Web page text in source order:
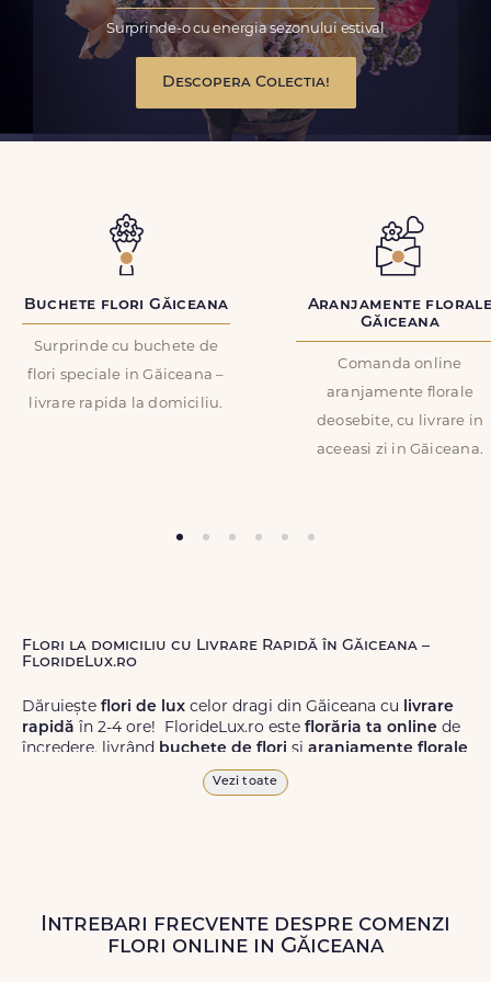
Surprinde-o cu energia sezonului estival
Descopera Colectia!
Buchete flori Găiceana
Surprinde cu buchete de
flori speciale in Găiceana –
livrare rapida la domiciliu.
Aranjamente
Găiceana
Comanda online
aranjamente florale
deosebite, cu livrare in
aceeasi zi in Găiceana.
Flori la domiciliu cu Livrare Rapidă în Găiceana –
FlorideLux.ro
Dăruiește flori de lux celor dragi din Găiceana cu livrare
rapidă în 2-4 ore! FlorideLux.ro este florăria ta online de
încredere, livrând buchete de flori și aranjamente florale
de calitate superioară în Găiceana și în toată România.
Livrăm buchete de florichiar și în weekend, pentru ca tu
să poți adresa un gest frumos atunci când ai nevoie.
Vezi toate
Intrebari frecvente despre comenzi
flori online in Găiceana